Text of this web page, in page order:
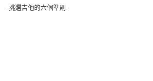
-挑選吉他的六個準則-